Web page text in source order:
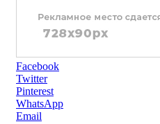
Facebook
Twitter
Pinterest
WhatsApp
Email